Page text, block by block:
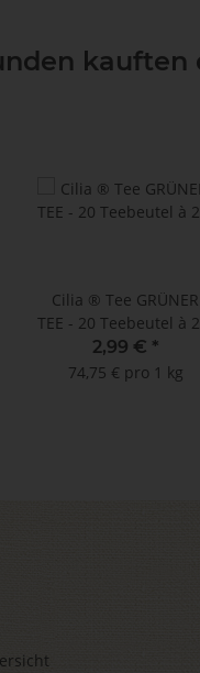
kauften
Cilia ® Tee GRÜNER
TEE - 20 Teebeutel à
2,99 € *
74,75 € pro 1 kg